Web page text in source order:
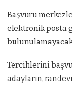
Başvuru
elektronik posta
Tercihlerini
adayların,